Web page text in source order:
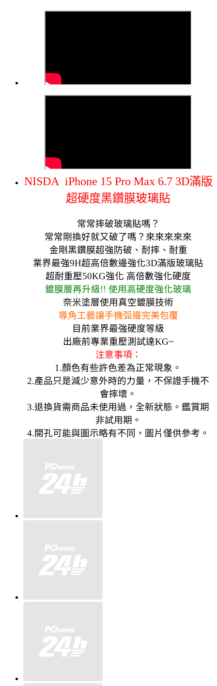
NISDA iPhone 15 Pro Max 6.7 3D滿版
超硬度黑鑽膜玻璃貼
常常摔破玻璃貼嗎？
常常剛換好就又破了嗎？來來來來來
金剛黑鑽膜超強防破、耐摔、耐重
業界最強9H超高倍數邊強化3D滿版玻璃貼
超耐重壓50KG強化 高倍數強化硬度
鍍膜層再升級!! 使用高硬度強化玻璃
奈米塗層使用真空鍍膜技術
導角工藝讓手機弧邊完美包覆
目前業界最強硬度等級
出廠前專業重壓測試達KG~
注意事項：
1.顏色有些許色差為正常現象。
2.產品只是減少意外時的力量，不保證手機不
會摔壞。
3.退換貨需商品未使用過，全新狀態。鑑賞期
非試用期。
4.開孔可能與圖示略有不同，圖片僅供參考。